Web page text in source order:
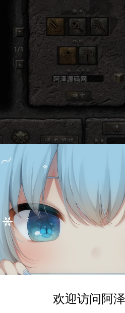
欢迎访问阿